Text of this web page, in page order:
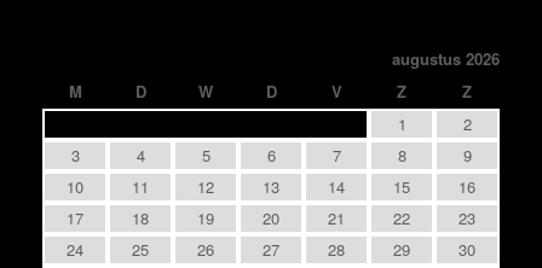
augustus 2026
M
D W D V Z
Z
1
2
3
4 5 6 7 8
9
10
11 12 13 14 15
16
17
18 19 20 21 22
23
24
25 26 27 28 29
30